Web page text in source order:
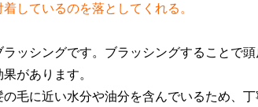
着しているのを落としてくれる。
ッシングです。ブラッシングすることで
があります。
毛に近い水分や油分を含んでいるため、